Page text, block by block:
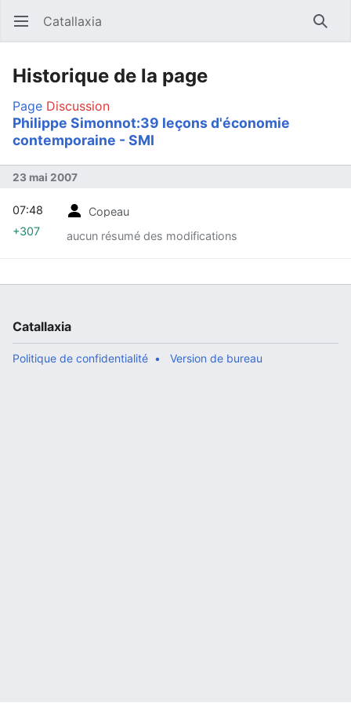
Ouvrir le menu principal Catallaxia
Historique de la page
Page Discussion
Philippe Simonnot:39 leçons d'économie
contemporaine - SMI
23 mai 2007
Copeau
aucun résumé des modifications
07:48
+307
Catallaxia
Politique de confidentialité Version de bureau